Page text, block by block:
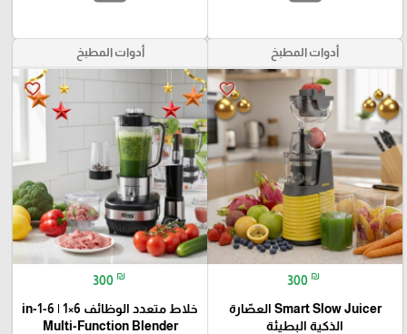
أدوات المطبخ
favorite_border
300 ₪
Smart Slow Juicer العصّارة
الذكية البطيئة
أدوات المطبخ
favorite_border
300 ₪
خلاط متعدد الوظائف 6×1 | 6-in-1
Multi-Function Blender